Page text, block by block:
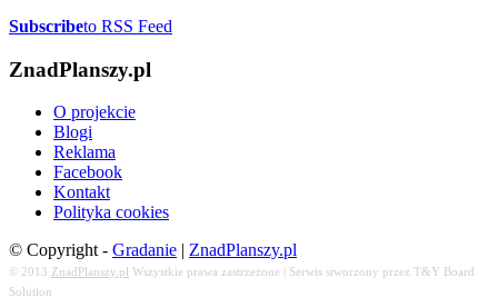
Subscribeto RSS Feed
ZnadPlanszy.pl
O projekcie
Blogi
Reklama
Facebook
Kontakt
Polityka cookies
© Copyright - Gradanie | ZnadPlanszy.pl
© 2013 ZnadPlanszy.pl Wszystkie prawa zastrzeżone | Serwis stworzony przez T&Y Board
Solution